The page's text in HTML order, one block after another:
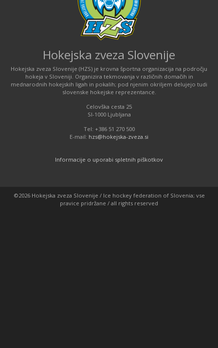
Hokejska zveza Slovenije
Hokejska zveza Slovenije (HZS) je krovna športna organizacija na področju
hokeja v Sloveniji. Organizira tekmovanja v različnih domačih in
mednarodnih hokejskih ligah in pokalih; pod njenim okriljem delujejo tudi
slovenske hokejske reprezentance.
Celovška cesta 25
SI-1000 Ljubljana
Tel: +386 51 270 500
E-mail: hzs@hokejska-zveza.si
Informacije o uporabi spletnih piškotkov
©2026 Hokejska zveza Slovenije / Ice hockey federation of Slovenia; vse
pravice pridržane / all rights reserved